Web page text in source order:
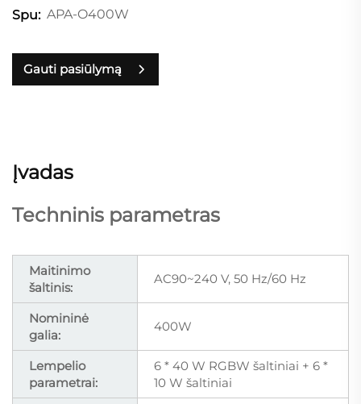
Spu: APA-O400W
Gauti pasiūlymą
Įvadas
Techninis parametras
Maitinimo
šaltinis:
AC90~240 V, 50 Hz/60 Hz
Nomininė
galia:
400W
Lempelio
parametrai:
6 * 40 W RGBW šaltiniai + 6 *
10 W šaltiniai